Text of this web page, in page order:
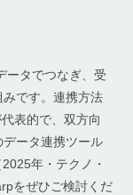
ータでつなぎ、受
です。連携方法
表的で、双方向
ータ連携ツール
年・テクノ・
をぜひご検討くだ